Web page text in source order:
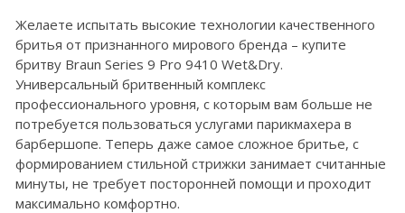
Желаете испытать высокие технологии качественного
бритья от признанного мирового бренда – купите
бритву Braun Series 9 Pro 9410 Wet&Dry.
Универсальный бритвенный комплекс
профессионального уровня, с которым вам больше не
потребуется пользоваться услугами парикмахера в
барбершопе. Теперь даже самое сложное бритье, с
формированием стильной стрижки занимает считанные
минуты, не требует посторонней помощи и проходит
максимально комфортно.